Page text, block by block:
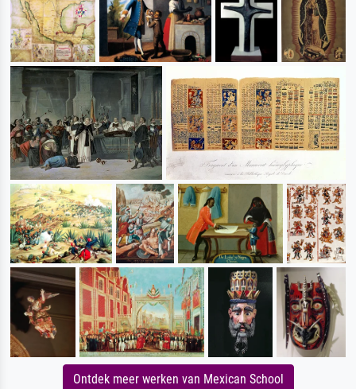
Ontdek meer werken van Mexican School